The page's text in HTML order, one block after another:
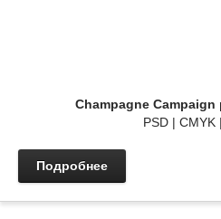
Champagne
PSD | CMYK
Подробнее